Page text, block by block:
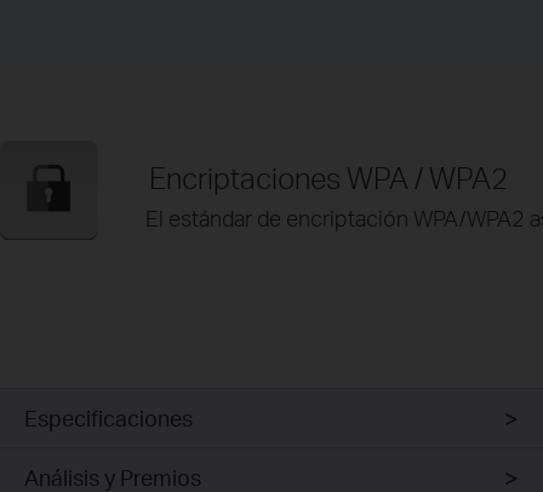
Encriptaciones WPA / WPA2
El estándar de encriptación WPA/WPA2
Especificaciones
Análisis y Premios